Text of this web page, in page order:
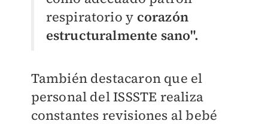
respiratorio y corazón
estructuralmente sano".
También destacaron que el
personal delISSSTE realiza
constantes revisiones al bebé